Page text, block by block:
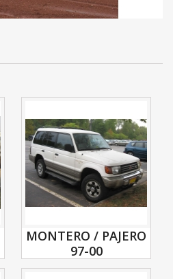
MONTERO / PAJERO
97-00